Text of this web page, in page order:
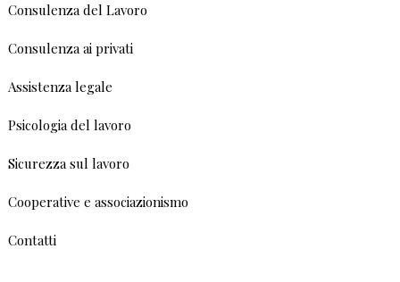
Consulenza del Lavoro
Consulenza ai privati
Assistenza legale
Psicologia del lavoro
Sicurezza sul lavoro
Cooperative e associazionismo
Contatti